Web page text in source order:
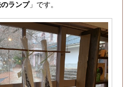
ランプ」です。